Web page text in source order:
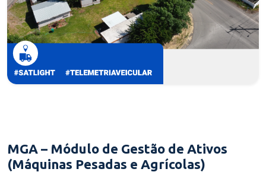
MGA – Módulo de Gestão de Ativos
(Máquinas Pesadas e Agrícolas)